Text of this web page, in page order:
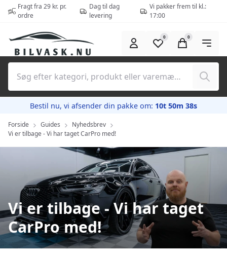
Spring til hovedindhold (tryk på Enter)
Fragt fra 29 kr. pr.
ordre
Dag til dag
levering
Vi pakker frem til kl.:
17:00
Søg
0 0
Forside Guides
Nyhedsbrev
Vi er tilbage - Vi har taget CarPro med!
Bestil nu, vi afsender din pakke om: 10t 50m 38s
Vi er tilbage - Vi har taget
CarPro med!